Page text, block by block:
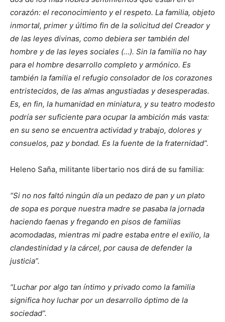
corazón: el reconocimiento y el respeto. La familia, objeto
inmortal, primer y último fin de la solicitud del Creador y
de las leyes divinas, como debiera ser también del
hombre y de las leyes sociales (…). Sin la familia no hay
para el hombre desarrollo completo y armónico. Es
también la familia el refugio consolador de los corazones
entristecidos, de las almas angustiadas y desesperadas.
Es, en fin, la humanidad en miniatura, y su teatro modesto
podría ser suficiente para ocupar la ambición más vasta:
en su seno se encuentra actividad y trabajo, dolores y
consuelos, paz y bondad. Es la fuente de la fraternidad”.
Heleno Saña, militante libertario nos dirá de su familia:
“Si no nos faltó ningún día un pedazo de pan y un plato
de sopa es porque nuestra madre se pasaba la jornada
haciendo faenas y fregando en pisos de familias
acomodadas, mientras mi padre estaba entre el exilio, la
clandestinidad y la cárcel, por causa de defender la
justicia”.
“Luchar por algo tan íntimo y privado como la familia
significa hoy luchar por un desarrollo óptimo de la
sociedad”.